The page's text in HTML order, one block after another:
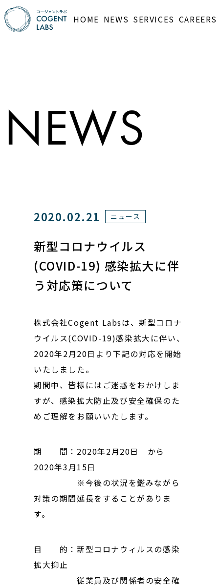
HOME NEWS SERVICES CAREERS
NEWS
2020.02.21 ニュース
新型コロナウイルス
(COVID-19) 感染拡大に伴
う対応策について
株式会社Cogent Labsは、新型コロナ
ウイルス(COVID-19)感染拡大に伴い、
2020年2月20日より下記の対応を開始
いたしました。
期間中、皆様にはご迷惑をおかけしま
すが、感染拡大防止及び安全確保のた
めご理解をお願いいたします。
期 間：2020年2月20日 から
2020年3月15日
※今後の状況を鑑みながら
対策の期間延長をすることがありま
す。
目 的：新型コロナウィルスの感染
拡大抑止
従業員及び関係者の安全確